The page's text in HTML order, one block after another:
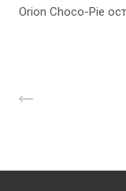
Orion Choco-Pie